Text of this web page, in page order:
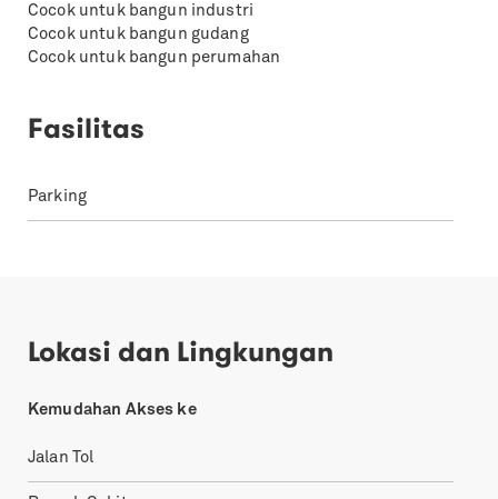
Cocok untuk bangun industri
Cocok untuk bangun gudang
Cocok untuk bangun perumahan
Fasilitas
Parking
Lokasi dan Lingkungan
Kemudahan Akses ke
Jalan Tol